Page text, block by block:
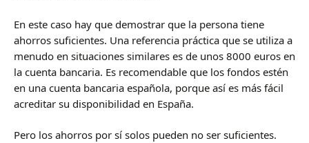
En este caso hay que demostrar que la persona tiene
ahorros suficientes. Una referencia práctica que se utiliza a
menudo en situaciones similares es de unos 8000 euros en
la cuenta bancaria. Es recomendable que los fondos estén
en una cuenta bancaria española, porque así es más fácil
acreditar su disponibilidad en España.
Pero los ahorros por sí solos pueden no ser suficientes.